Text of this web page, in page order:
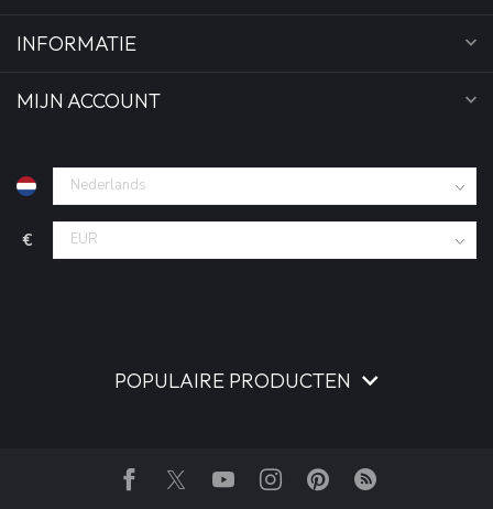
INFORMATIE
MIJN ACCOUNT
€
POPULAIRE PRODUCTEN